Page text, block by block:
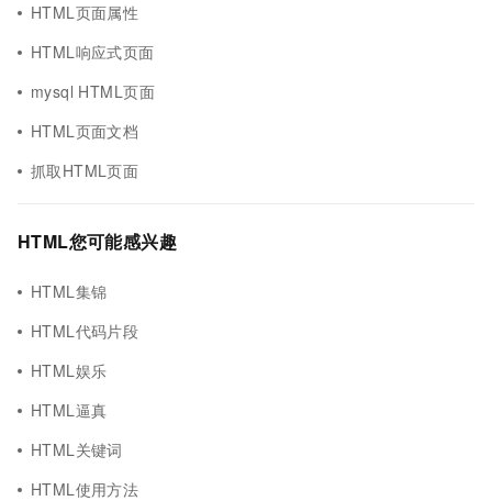
HTML页面属性
HTML响应式页面
mysql HTML页面
HTML页面文档
抓取HTML页面
HTML您可能感兴趣
HTML集锦
HTML代码片段
HTML娱乐
HTML逼真
HTML关键词
HTML使用方法